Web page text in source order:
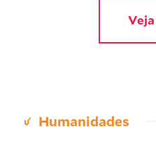
Humanidades